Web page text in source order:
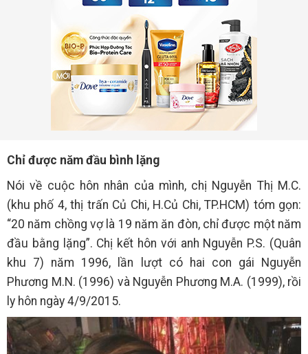
Chỉ được năm đầu bình lặng
Nói về cuộc hôn nhân của mình, chị Nguyễn Thị M.C.
(khu phố 4, thị trấn Củ Chi, H.Củ Chi, TP.HCM) tóm gọn:
“20 năm chồng vợ là 19 năm ăn đòn, chỉ được một năm
đầu bằng lặng”. Chị kết hôn với anh Nguyễn P.S. (Quân
khu 7) năm 1996, lần lượt có hai con gái Nguyễn
Phương M.N. (1996) và Nguyễn Phương M.A. (1999), rồi
ly hôn ngày 4/9/2015.